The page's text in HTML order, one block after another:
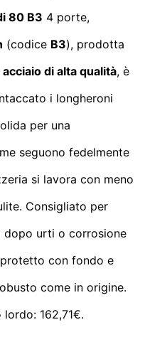
80 B3 4 porte,
(codice B3), prodotta
acciaio di alta qualità, è
i longheroni
per una
seguono fedelmente
si lavora con meno
Consigliato per
dopo urti o corrosione
con fondo e
come in origine.
162,71€.